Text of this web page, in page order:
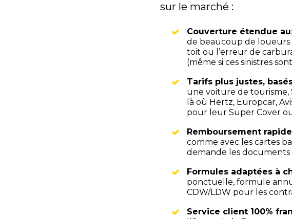
sur le marché :
Couverture étendue
de beaucoup de
toit ou l’erreur de
(même si ces sinistres
Tarifs plus justes,
une voiture de tourisme,
là où Hertz, Europcar,
pour leur Super Cover
Remboursement
comme avec les cartes
demande les
Formules adaptées à
ponctuelle, formule
CDW/LDW pour les
Service client 100%